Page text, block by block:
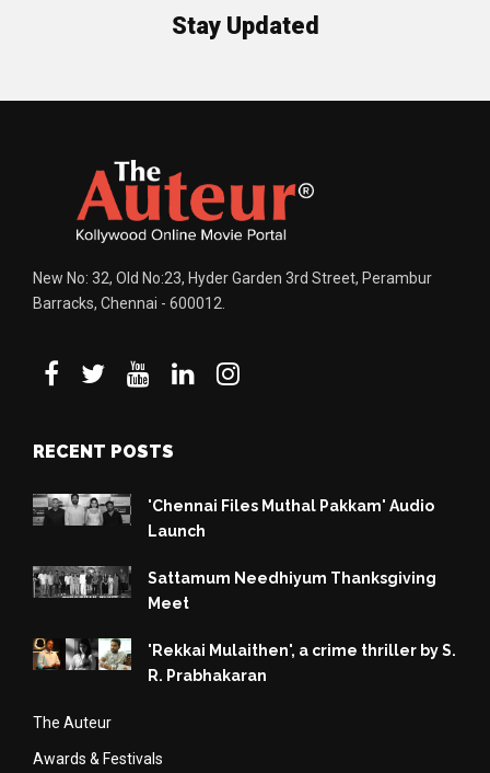
Stay Updated
New No: 32, Old No:23, Hyder Garden 3rd Street, Perambur
Barracks, Chennai - 600012.
RECENT POSTS
'Chennai Files Muthal Pakkam' Audio
Launch
Sattamum Needhiyum Thanksgiving
Meet
'Rekkai Mulaithen', a crime thriller by S.
R. Prabhakaran
The Auteur
Awards & Festivals